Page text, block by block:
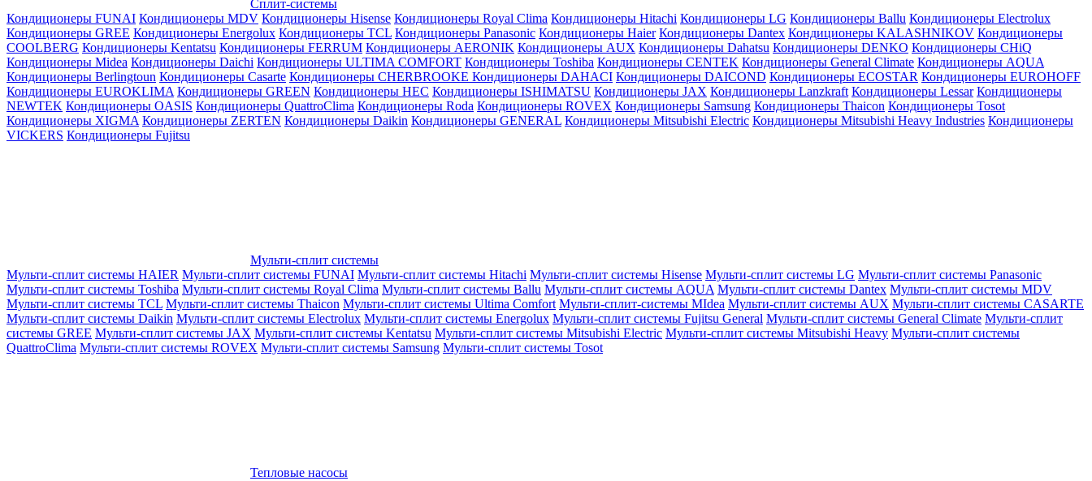
Сплит-системы
Кондиционеры FUNAI Кондиционеры MDV Кондиционеры Hisense Кондиционеры Royal Clima Кондиционеры Hitachi Кондиционеры LG Кондиционеры Ballu Кондиционеры Electrolux
Кондиционеры GREE Кондиционеры Energolux Кондиционеры TCL Кондиционеры Panasonic Кондиционеры Haier Кондиционеры Dantex Кондиционеры KALASHNIKOV Кондиционеры
СOOLBERG Кондиционеры Kentatsu Кондиционеры FERRUM Кондиционеры AERONIK Кондиционеры AUX Кондиционеры Dahatsu Кондиционеры DENKO Кондиционеры CHiQ
Кондиционеры Midea Кондиционеры Daichi Кондиционеры ULTIMA COMFORT Кондиционеры Toshiba Кондиционеры CENTEK Кондиционеры General Climate Кондиционеры AQUA
Кондиционеры Berlingtoun Кондиционеры Casarte Кондиционеры CHERBROOKE Кондиционеры DAHACI Кондиционеры DAICOND Кондиционеры ECOSTAR Кондиционеры EUROHOFF
Кондиционеры EUROKLIMA Кондиционеры GREEN Кондиционеры HEC Кондиционеры ISHIMATSU Кондиционеры JAX Кондиционеры Lanzkraft Кондиционеры Lessar Кондиционеры
NEWTEK Кондиционеры OASIS Кондиционеры QuattroClima Кондиционеры Roda Кондиционеры ROVEX Кондиционеры Samsung Кондиционеры Thaicon Кондиционеры Tosot
Кондиционеры XIGMA Кондиционеры ZERTEN Кондиционеры Daikin Кондиционеры GENERAL Кондиционеры Mitsubishi Electric Кондиционеры Mitsubishi Heavy Industries Кондиционеры
VICKERS Кондиционеры Fujitsu
Мульти-сплит системы
Мульти-сплит системы HAIER Мульти-сплит системы FUNAI Мульти-сплит системы Hitachi Мульти-сплит системы Hisense Мульти-сплит системы LG Мульти-сплит системы Panasonic
Мульти-сплит системы Toshiba Мульти-сплит системы Royal Clima Мульти-сплит системы Ballu Мульти-сплит системы AQUA Мульти-сплит системы Dantex Мульти-сплит системы MDV
Мульти-сплит системы TCL Мульти-сплит системы Thaicon Мульти-сплит системы Ultima Comfort Мульти-сплит-системы MIdea Мульти-сплит системы AUX Мульти-сплит системы CASARTE
Мульти-сплит системы Daikin Мульти-сплит системы Electrolux Мульти-сплит системы Energolux Мульти-сплит системы Fujitsu General Мульти-сплит системы General Climate Мульти-сплит
системы GREE Мульти-сплит системы JAX Мульти-сплит системы Kentatsu Мульти-сплит системы Mitsubishi Electric Мульти-сплит системы Mitsubishi Heavy Мульти-сплит системы
QuattroClima Мульти-сплит системы ROVEX Мульти-сплит системы Samsung Мульти-сплит системы Tosot
Тепловые насосы